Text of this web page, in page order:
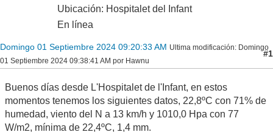
Ubicación: Hospitalet del Infant
En línea
Domingo 01 Septiembre 2024 09:20:33 AM Ultima modificación: Domingo
01 Septiembre 2024 09:38:41 AM por Hawnu
#1
Buenos días desde L'Hospitalet de l'Infant, en estos
momentos tenemos los siguientes datos, 22,8ºC con 71% de
humedad, viento del N a 13 km/h y 1010,0 Hpa con 77
W/m2, mínima de 22,4ºC, 1,4 mm.